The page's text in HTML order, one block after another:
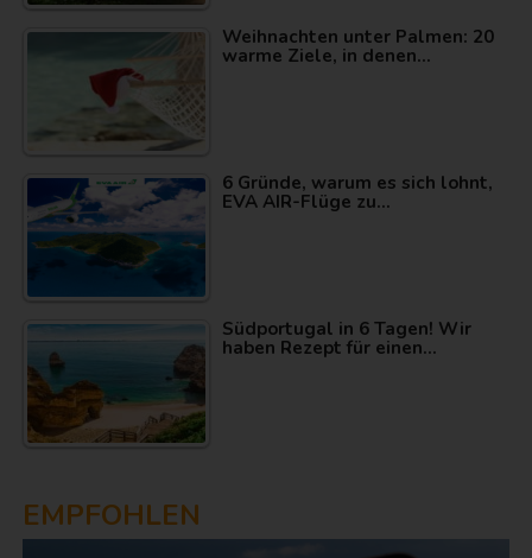
Weihnachten unter Palmen: 20
warme Ziele, in denen…
6 Gründe, warum es sich lohnt,
EVA AIR-Flüge zu…
Südportugal in 6 Tagen! Wir
haben Rezept für einen…
EMPFOHLEN